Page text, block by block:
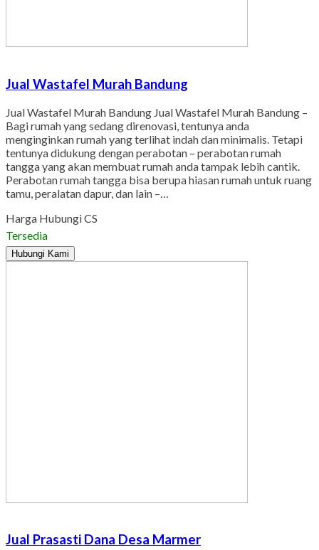
Jual Wastafel Murah Bandung
Jual Wastafel Murah Bandung Jual Wastafel Murah Bandung –
Bagi rumah yang sedang direnovasi, tentunya anda
menginginkan rumah yang terlihat indah dan minimalis. Tetapi
tentunya didukung dengan perabotan – perabotan rumah
tangga yang akan membuat rumah anda tampak lebih cantik.
Perabotan rumah tangga bisa berupa hiasan rumah untuk ruang
tamu, peralatan dapur, dan lain –…
Harga Hubungi CS
Tersedia
Hubungi Kami
Jual Prasasti Dana Desa Marmer